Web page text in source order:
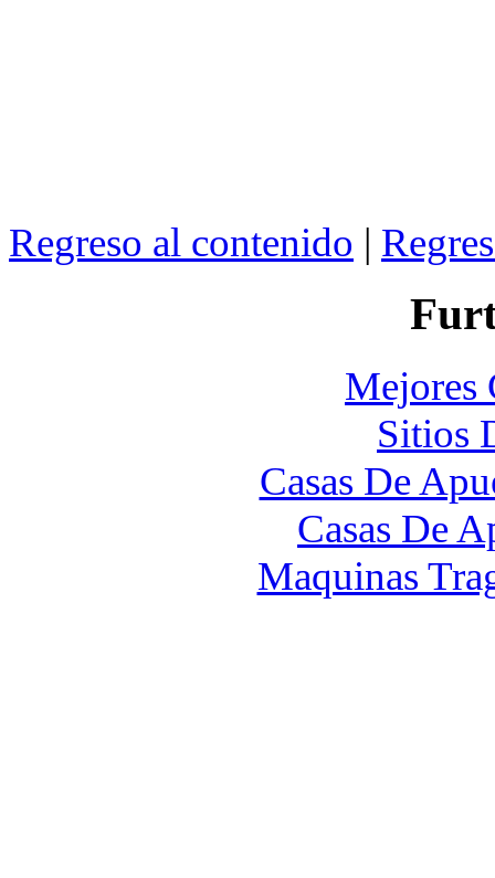
Regreso al contenido |
Mejores
Sitios
Casas De
Casas De
Maquinas